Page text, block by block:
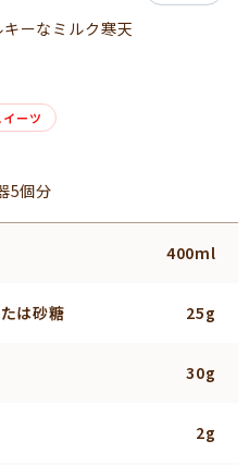
ーなミルク寒天
ーツ
5個分
400ml
は砂糖 25g
30g
2g